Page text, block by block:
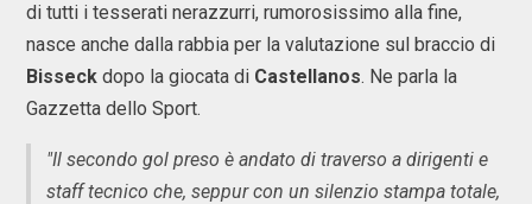
di tutti i tesserati nerazzurri, rumorosissimo alla fine,
nasce anche dalla rabbia per la valutazione sul braccio di
Bisseck dopo la giocata di Castellanos. Ne parla la
Gazzetta dello Sport.
"Il secondo gol preso è andato di traverso a dirigenti e
staff tecnico che, seppur con un silenzio stampa totale,